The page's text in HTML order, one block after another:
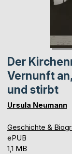
Der
Vernunft
und stirbt
Ursula Neumann
Geschichte &
ePUB
1,1 MB